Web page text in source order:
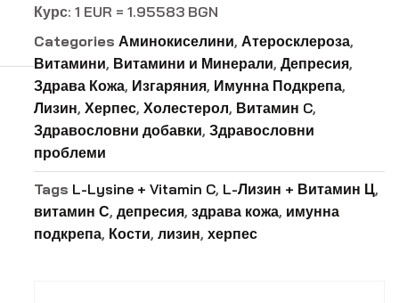
Курс: 1 EUR = 1.95583 BGN
Categories Аминокиселини,Атеросклероза,
Витамини, Витамини и Минерали,Депресия,
Здрава Кожа, Изгаряния, Имунна Подкрепа,
Лизин,Херпес,Холестерол, Витамин C,
Здравословни добавки,Здравословни
проблеми
Tags L-Lysine + Vitamin C, L-Лизин + Витамин Ц,
витамин С,депресия,здрава кожа, имунна
подкрепа, Кости,лизин,херпес